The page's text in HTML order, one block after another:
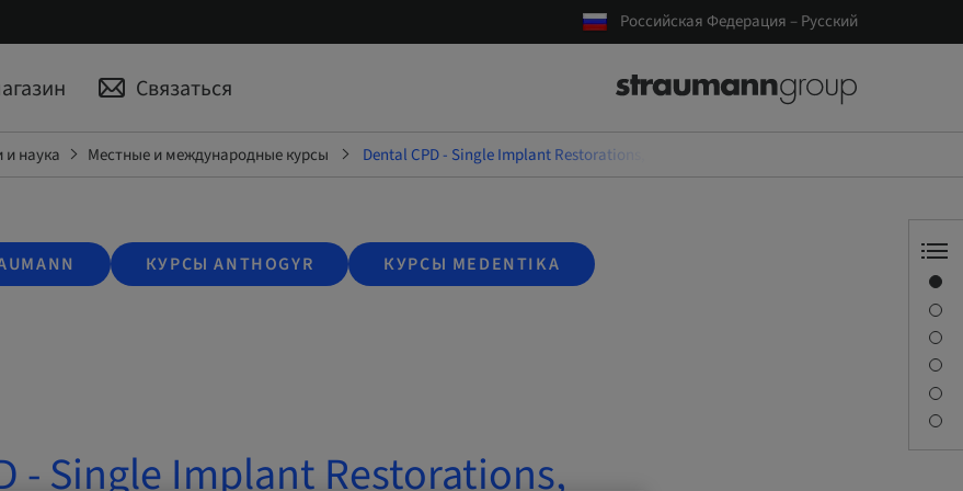
Российская Федерация – Русский
Связаться
наука Местные и международные курсы Dental CPD - Single Implant Restorations, Atraumatic Extractions and Socket Grafting-
КУРСЫ ANTHOGYR КУРСЫ MEDENTIKA
- Single Implant Restorations,